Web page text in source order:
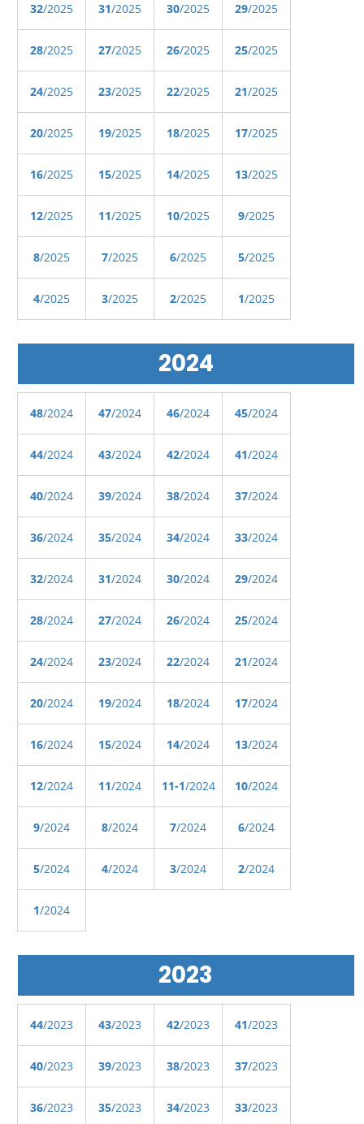
32/2025 31/2025 30/2025 29/2025
28/2025 27/2025 26/2025 25/2025
24/2025 23/2025 22/2025 21/2025
20/2025 19/2025 18/2025 17/2025
16/2025 15/2025 14/2025 13/2025
12/2025 11/2025 10/2025 9/2025
8/2025 7/2025 6/2025 5/2025
4/2025 3/2025 2/2025 1/2025
2024
48/2024 47/2024 46/2024 45/2024
44/2024 43/2024 42/2024 41/2024
40/2024 39/2024 38/2024 37/2024
36/2024 35/2024 34/2024 33/2024
32/2024 31/2024 30/2024 29/2024
28/2024 27/2024 26/2024 25/2024
24/2024 23/2024 22/2024 21/2024
20/2024 19/2024 18/2024 17/2024
16/2024 15/2024 14/2024 13/2024
12/2024 11/2024 11-1/2024 10/2024
9/2024 8/2024 7/2024 6/2024
5/2024 4/2024 3/2024 2/2024
1/2024
2023
44/2023 43/2023 42/2023 41/2023
40/2023 39/2023 38/2023 37/2023
36/2023 35/2023 34/2023 33/2023